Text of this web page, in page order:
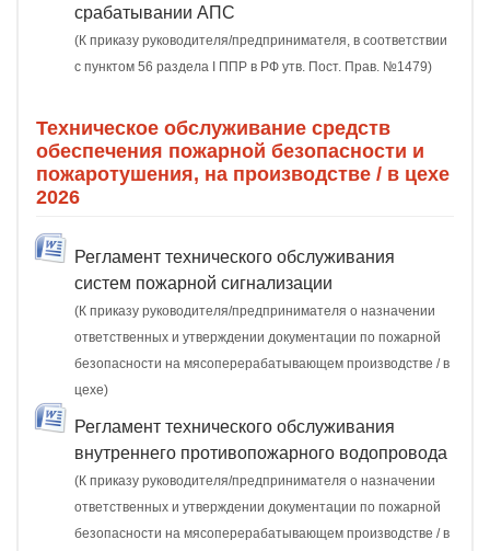
срабатывании АПС
(К приказу руководителя/предпринимателя, в соответствии
с пунктом 56 раздела I ППР в РФ утв. Пост. Прав. №1479)
Техническое обслуживание средств
обеспечения пожарной безопасности и
пожаротушения, на производстве / в цехе
2026
Регламент технического обслуживания
систем пожарной сигнализации
(К приказу руководителя/предпринимателя о назначении
ответственных и утверждении документации по пожарной
безопасности на мясоперерабатывающем производстве / в
цехе)
Регламент технического обслуживания
внутреннего противопожарного водопровода
(К приказу руководителя/предпринимателя о назначении
ответственных и утверждении документации по пожарной
безопасности на мясоперерабатывающем производстве / в